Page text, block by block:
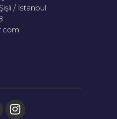
/ İstanbul